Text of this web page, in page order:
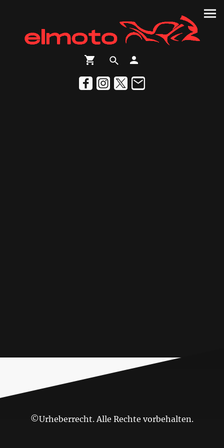
©Urheberrecht. Alle Rechte vorbehalten.